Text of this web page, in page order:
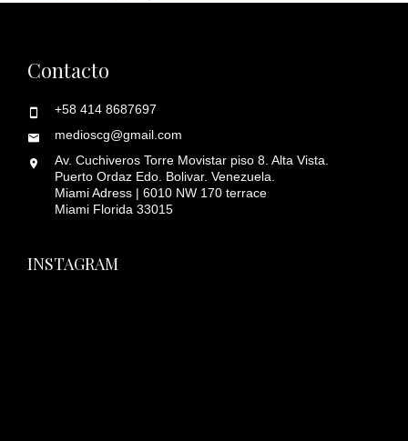
Contacto
+58 414 8687697
medioscg@gmail.com
Av. Cuchiveros Torre Movistar piso 8. Alta Vista.
Puerto Ordaz Edo. Bolivar. Venezuela.
Miami Adress | 6010 NW 170 terrace
Miami Florida 33015
INSTAGRAM